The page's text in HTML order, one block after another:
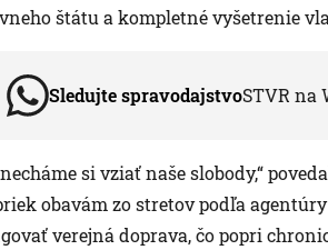
štátu a kompletné vyšetrenie
Sledujte spravodajstvoSTVR na
si vziať naše slobody,“
obavám zo stretov podľa
verejná doprava, čo popri